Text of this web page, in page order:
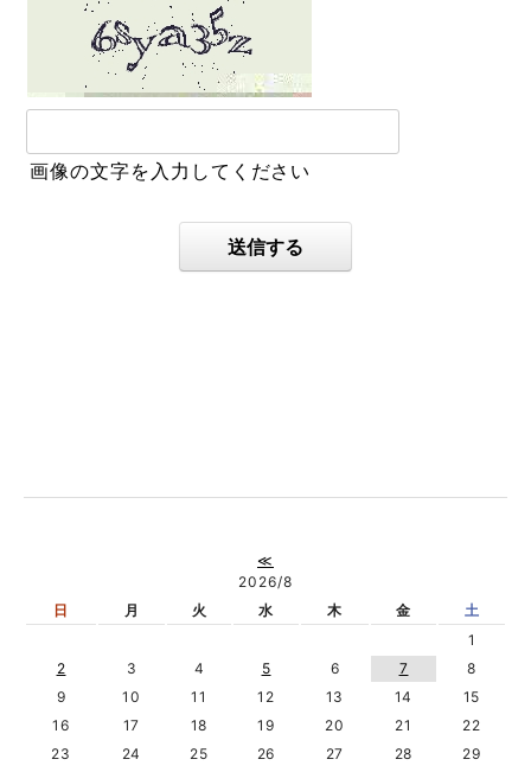
画像の文字を入力してください
送信する
≪
2026/8
日
月 火 水 木 金
土
1
2
3 4 5 6 7
8
9
10 11 12 13 14
15
16
17 18 19 20 21
22
23
24 25 26 27 28
29